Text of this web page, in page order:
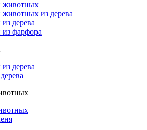
животных
животных из дерева
дерева
из фарфора
дерева